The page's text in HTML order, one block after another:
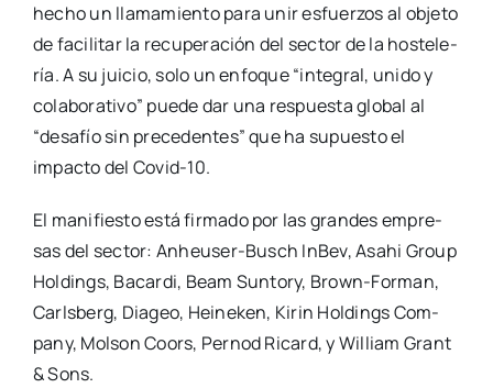
hecho un lla­ma­mien­to para unir esfuer­zos al obje­to
de faci­li­tar la recu­pe­ra­ción del sec­tor de la hos­te­le­
ría. A su jui­cio, solo un enfo­que “inte­gral, uni­do y
cola­bo­ra­ti­vo” pue­de dar una res­pues­ta glo­bal al
“desa­fío sin pre­ce­den­tes” que ha supues­to el
impac­to del Covid-10.
El mani­fies­to está fir­ma­do por las gran­des empre­
sas del sec­tor: Anheu­­ser-Busch InBev, Asahi Group
Hol­dings, Bacar­di, Beam Sun­tory, Brown-For­­man,
Carls­berg, Dia­geo, Hei­ne­ken, Kirin Hol­dings Com­
pany, Mol­son Coors, Per­nod Ricard, y William Grant
& Sons.